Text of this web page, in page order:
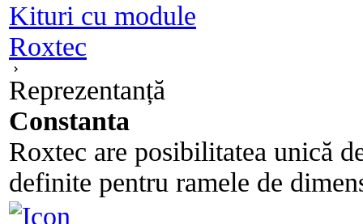
Kituri cu module
Roxtec
Reprezentanță
Constanta
Roxtec are posibilitatea unică
definite pentru ramele de